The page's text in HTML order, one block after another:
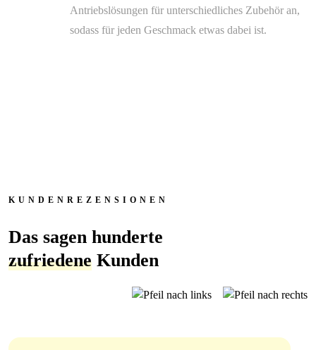
Antriebslösungen für unterschiedliches Zubehör an,
sodass für jeden Geschmack etwas dabei ist.
KUNDENREZENSIONEN
Das sagen hunderte
zufriedene Kunden